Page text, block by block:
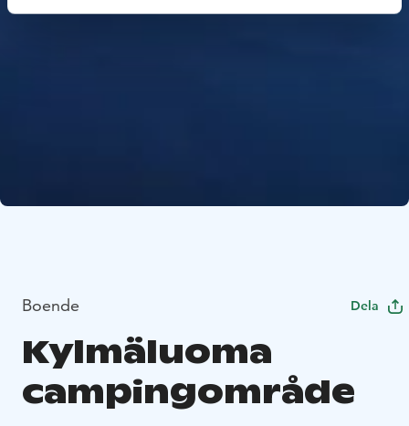
Boende Dela
Kylmäluoma
campingområde